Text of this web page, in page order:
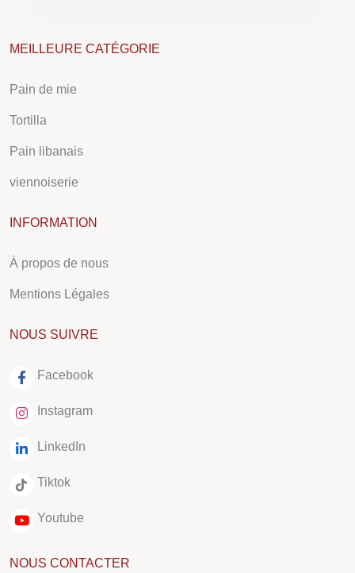
MEILLEURE CATÉGORIE
Pain de mie
Tortilla
Pain libanais
viennoiserie
INFORMATION
À propos de nous
Mentions Légales
NOUS SUIVRE
Facebook
Instagram
LinkedIn
Tiktok
Youtube
NOUS CONTACTER